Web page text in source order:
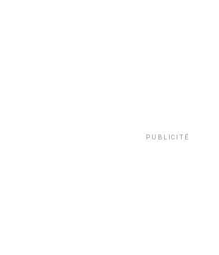
PUBLICITÉ